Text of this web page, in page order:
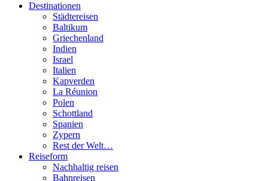
Destinationen
Städtereisen
Baltikum
Griechenland
Indien
Israel
Italien
Kapverden
La Réunion
Polen
Schottland
Spanien
Zypern
Rest der Welt…
Reiseform
Nachhaltig reisen
Bahnreisen